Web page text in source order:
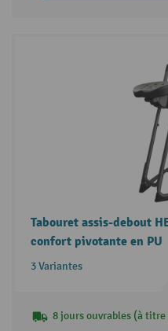
Tabouret assis-debout
confort pivotante en PU
3 Variantes
8 jours ouvrables (à